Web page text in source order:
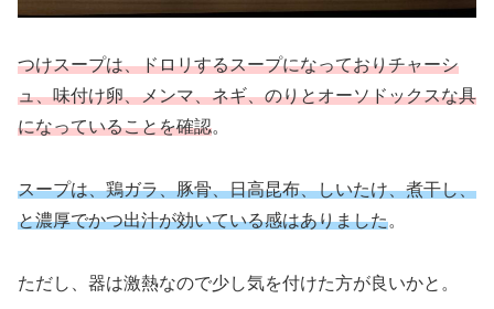
つけスープは、ドロリするスープになっておりチャーシ
ュ、味付け卵、メンマ、ネギ、のりとオーソドックスな具
になっていることを確認。
スープは、鶏ガラ、豚骨、日高昆布、しいたけ、煮干し、
と濃厚でかつ出汁が効いている感はありました。
ただし、器は激熱なので少し気を付けた方が良いかと。